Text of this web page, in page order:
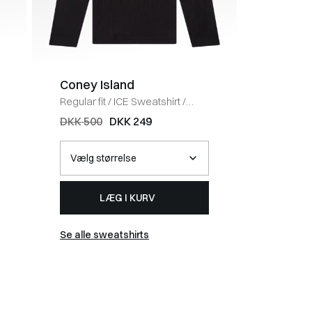
Coney Island
Regular fit/ ICE Sweatshirt/
BLACK
DKK 500 DKK 249
LÆG I KURV
Se alle sweatshirts